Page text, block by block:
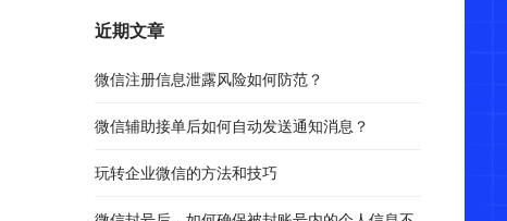
近期文章
微信注册信息泄露风险如何防范？
微信辅助接单后如何自动发送通知消息？
玩转企业微信的方法和技巧